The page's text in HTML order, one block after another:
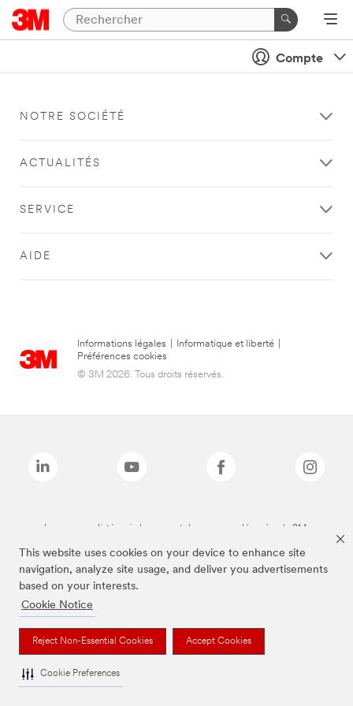
This website uses cookies on your device to enhance site
navigation, analyze site usage, and deliver you advertisements
based on your interests.
Cookie Notice
Reject Non-Essential Cookies Accept Cookies
Cookie Preferences
Compte
NOTRE SOCIÉTÉ
ACTUALITÉS
SERVICE
AIDE
Informations légales Informatique et liberté
Préférences cookies
© 3M 2026. Tous droits réservés.
Les marques listées ci-dessus sont des marques déposées de 3M.